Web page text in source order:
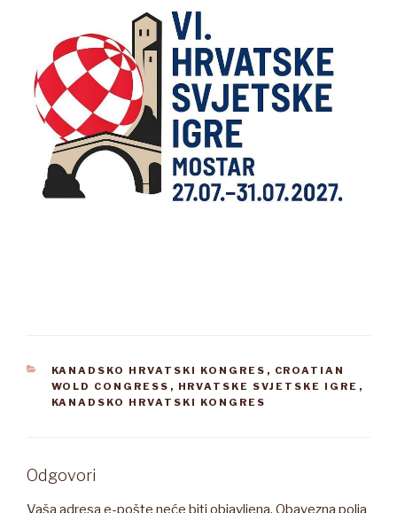
KATEGORIJE
KANADSKO HRVATSKI KONGRES , CROATIAN
WOLD CONGRESS , HRVATSKE SVJETSKE IGRE ,
KANADSKO HRVATSKI KONGRES
Odgovori
Vaša adresa e-pošte neće biti objavljena. Obavezna polja